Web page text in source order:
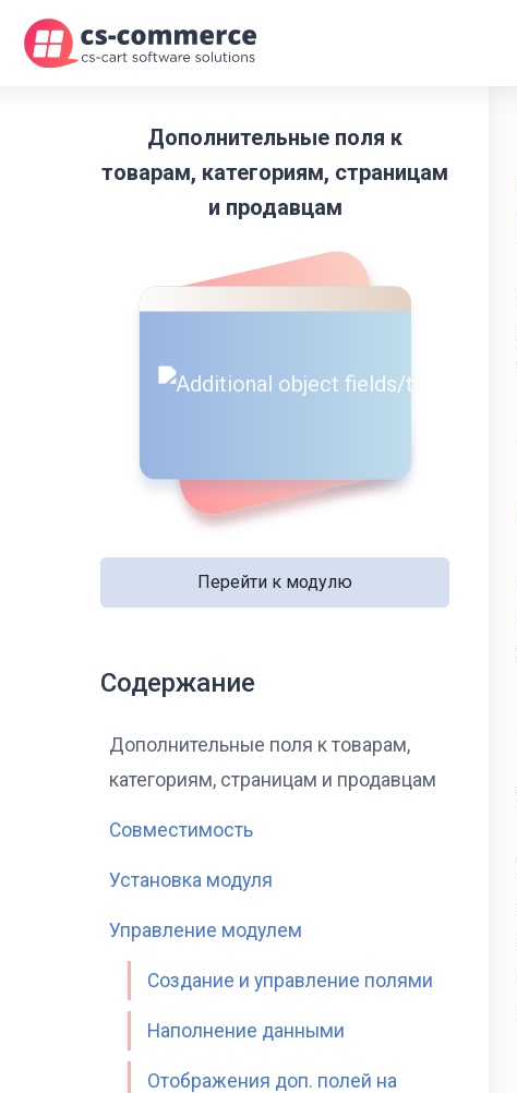
Дополнительные поля к
товарам, категориям, страницам
и продавцам
Перейти к модулю
Содержание
Дополнительные поля к товарам,
категориям, страницам и продавцам
Совместимость
Установка модуля
Управление модулем
Создание и управление полями
Наполнение данными
Отображения доп. полей на